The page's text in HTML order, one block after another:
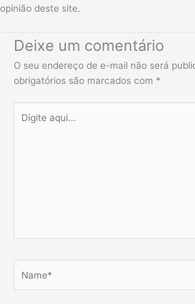
opinião deste site.
Deixe um comentário
O seu endereço de e-mail não será
obrigatórios são marcados com *
aqui...